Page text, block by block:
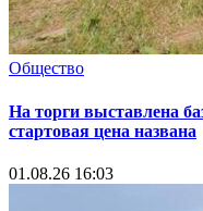
Общество
На торги выставлена
стартовая цена названа
01.08.26 16:03